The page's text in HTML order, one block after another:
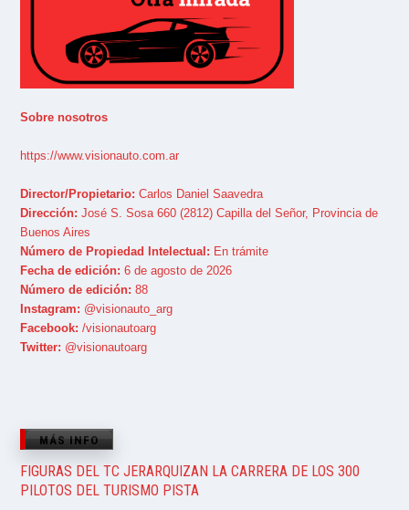
Sobre nosotros
https://www.visionauto.com.ar
Director/Propietario: Carlos Daniel Saavedra
Dirección: José S. Sosa 660 (2812) Capilla del Señor, Provincia de
Buenos Aires
Número de Propiedad Intelectual: En trámite
Fecha de edición: 6 de agosto de 2026
Número de edición: 88
Instagram: @visionauto_arg
Facebook: /visionautoarg
Twitter: @visionautoarg
MÁS INFO
FIGURAS DEL TC JERARQUIZAN LA CARRERA DE LOS 300
PILOTOS DEL TURISMO PISTA